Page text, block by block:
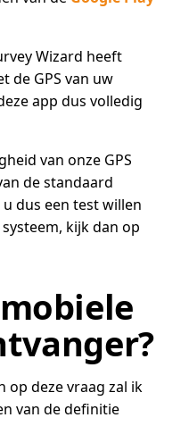
Wizard heeft
de GPS van uw
app dus volledig
van onze GPS
de standaard
dus een test willen
kijk dan op
op deze vraag zal ik
van de definitie